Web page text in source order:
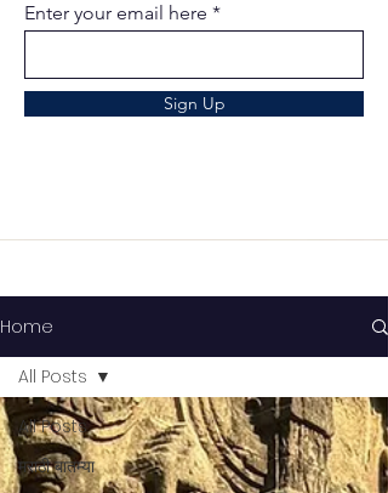
Enter your email here
Sign Up
Home
All Posts
मराठी बातम्या
All Posts